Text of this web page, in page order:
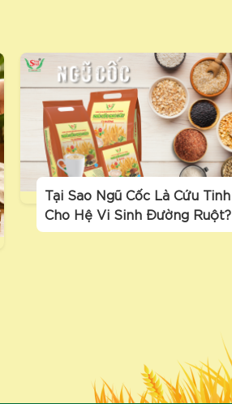
Tại Sao Ngũ Cốc Là Cứu Tinh
Cho Hệ Vi Sinh Đường Ruột?